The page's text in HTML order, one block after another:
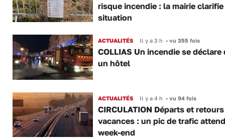
risque incendie : la mairie
situation
ACTUALITÉS Il y a 3 h •vu 355 fois
COLLIAS Un incendie se déclare
un hôtel
ACTUALITÉS Il y a 4 h •vu 94 fois
CIRCULATION Départs et
vacances : un pic de trafic
week-end